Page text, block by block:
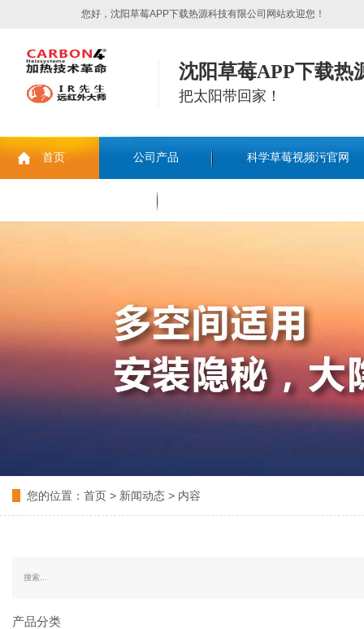
您好，沈阳草莓APP下载热源科技有限公司网站欢迎您！
沈阳草莓APP下载热
把太阳带回家！
首页 公司产品 科学草莓视频污官网
您的位置： 首页 > 新闻动态 > 内容
产品分类